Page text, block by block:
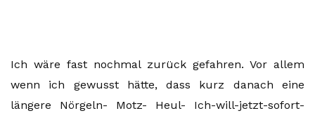
Ich wäre fast nochmal zurück gefahren. Vor allem
wenn ich gewusst hätte, dass kurz danach eine
längere Nörgeln- Motz- Heul- Ich-will-jetzt-sofort-